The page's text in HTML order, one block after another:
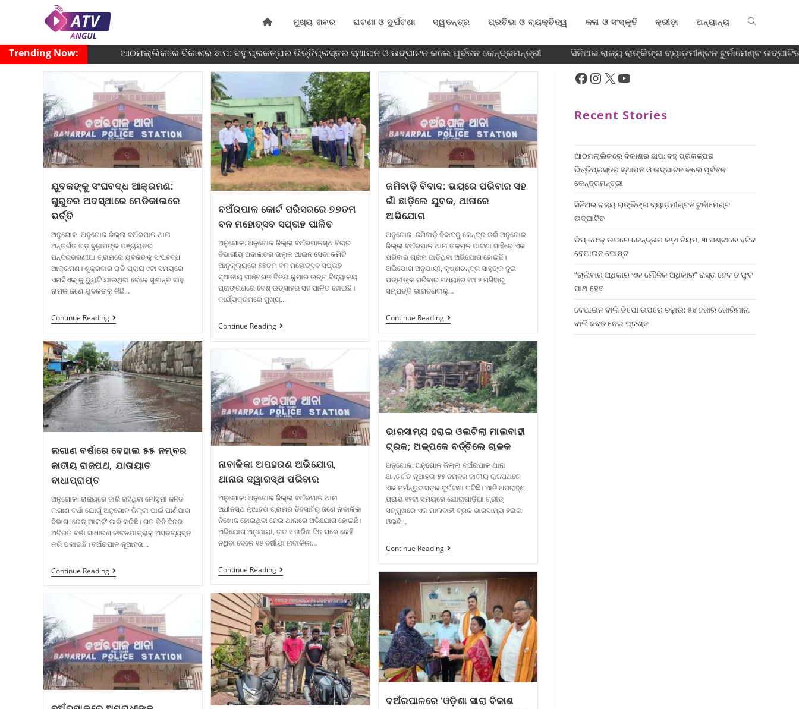
ମୁଖ୍ୟ ଖବର ଘଟଣା ଓ ଦୁର୍ଘଟଣା ସ୍ୱତନ୍ତ୍ର ପ୍ରତିଭା ଓ ବ୍ୟକ୍ତିତ୍ୱ କଳା ଓ ସଂସ୍କୃତି କ୍ରୀଡ଼ା ଅନ୍ୟାନ୍ୟ
Trending Now: ଆଠମଲ୍ଲିକରେ ବିକାଶର ଛାପ: ବହୁ ପ୍ରକଳ୍ପର ଭିତ୍ତିପ୍ରସ୍ତର ସ୍ଥାପନ ଓ ଉଦ୍‌ଘାଟନ କଲେ ପୂର୍ବତନ କେନ୍ଦ୍ରମନ୍ତ୍ରୀ ସିନିଅର ରାଜ୍ୟ ରାଙ୍କିଙ୍ଗ ବ୍ୟାଡ଼ମୀଣ୍ଟନ ଟୁର୍ନାମେଣ୍ଟ ଉଦ୍ଘାଟିତ
ଯୁବକଙ୍କୁ ସଂଘବଦ୍ଧ ଆକ୍ରମଣ:
ଗୁରୁତର ଅବସ୍ଥାରେ ମେଡିକାଲରେ
ଭର୍ତ୍ତି
ଅନୁଗୋଳ: ଅନୁଗୋଳ ଜିଲ୍ଲା ବଅଁରପାଳ ଥାନା
ଅନ୍ତର୍ଗତ ଗଡ଼ ବୁଢ଼ାପଙ୍କ ପଞ୍ଚାୟତର
ପନ୍ଦରଭରଣୀଆ ଗ୍ରାମରେ ଯୁବକଙ୍କୁ ସଂଘବଦ୍ଧ
ଆକ୍ରମଣ। ଶୁକ୍ରବାର ରାତି ପ୍ରାୟ ୯ଟା ସମୟରେ
ଏମସିଏଲ୍ କୁ ଡ୍ୟୁଟି ଯାଉଥିବା ବେଳେ ସୁଶାନ୍ତ ସାହୁ
ନାମକ ଜଣେ ଯୁବକଙ୍କୁ କିଛି…
Continue Reading
ବଅଁରପାଳ କୋର୍ଟ ପରିସରରେ ୭୭ତମ
ବନ ମହୋତ୍ସବ ସପ୍ତାହ ପାଳିତ
ଅନୁଗୋଳ: ଅନୁଗୋଳ ଜିଲ୍ଲା ବଅଁରପାଳସ୍ଥ ବିଚାର
ବିଭାଗୀୟ ଅଦାଲତର ତାଲୁକ ଆଇନ ସେବା କମିଟି
ଆନୁକୂଲ୍ୟରେ ୭୭ତମ ବନ ମହୋତ୍ସବ ସପ୍ତାହ
ସ୍ଥାନୀୟ ପାଞ୍ଚଗଡ଼ ବିଜୟ କୁମାର ଉଚ୍ଚ ବିଦ୍ୟାଳୟ
ପ୍ରାଙ୍ଗଣରେ ବେଶ୍ ଉତ୍ସାହର ସହ ପାଳିତ ହୋଇଛି।
କାର୍ଯ୍ୟକ୍ରମରେ ମୁଖ୍ୟ…
Continue Reading
ଜମିବାଡ଼ି ବିବାଦ: ଭୟରେ ପରିବାର ସହ
ଗାଁ ଛାଡ଼ିଲେ ଯୁବକ, ଥାନାରେ
ଅଭିଯୋଗ
ଅନୁଗୋଳ: ଜମିବାଡ଼ି ବିବାଦକୁ କେନ୍ଦ୍ର କରି ଅନୁଗୋଳ
ଜିଲ୍ଲା ବଅଁରପାଳ ଥାନା ତଳମୂଳ ପାଟଣା ସାହିରେ ଏକ
ପରିବାର ଗ୍ରାମ ଛାଡ଼ିଥିବା ଅଭିଯୋଗ ହୋଇଛି।
ଅଭିଯୋଗ ଅନୁଯାୟୀ, କୃଷ୍ଣଚନ୍ଦ୍ର ସାହୁଙ୍କ ଦୁଇ
ପତ୍ନୀଙ୍କ ପରିବାର ମଧ୍ୟରେ ୧୯୮୨ ମସିହାରୁ
ସମ୍ପତ୍ତି ଭାଗବଣ୍ଟାକୁ…
Continue Reading
ଲଗାଣ ବର୍ଷାରେ ବେହାଲ ୫୫ ନମ୍ବର
ଜାତୀୟ ରାଜପଥ, ଯାତାୟାତ
ବାଧାପ୍ରାପ୍ତ
ଅନୁଗୋଳ: ରାଜ୍ୟରେ ଜାରି ରହିଥିବା ମୌସୁମୀ ଜନିତ
ଲଗାଣ ବର୍ଷା ଯୋଗୁଁ ଅନୁଗୋଳ ଜିଲ୍ଲା ପାଇଁ ପାଣିପାଗ
ବିଭାଗ 'ରେଡ୍ ଆଲର୍ଟ' ଜାରି କରିଛି। ଗତ ତିନି ଦିନର
ଅବିରତ ବର୍ଷା ସାଧାରଣ ଜୀବନଯାତ୍ରାକୁ ଅସ୍ତବ୍ୟସ୍ତ
କରି ପକାଇଛି। ବଅଁରପାଳ ନୂଆହତା…
Continue Reading
ଭାରସାମ୍ୟ ହରାଇ ଓଲଟିଲା ମାଲବାହୀ
ଟ୍ରକ; ଅଳ୍ପକେ ବର୍ତ୍ତିଲେ ଚାଳକ
ଅନୁଗୋଳ: ଅନୁଗୋଳ ଜିଲ୍ଲା ବଅଁରପାଳ ଥାନା
ଅନ୍ତର୍ଗତ ନୂଆହତା ୫୫ ନମ୍ବର ଜାତୀୟ ରାଜପଥରେ
ଏକ ମର୍ମନ୍ତୁଦ ସଡ଼କ ଦୁର୍ଘଟଣା ଘଟିଛି। ଆଜି ଅପରାହ୍ଣ
ପ୍ରାୟ ୧୨ଟା ସମୟରେ ଯୋରାଗାଡ଼ିଆ ଗ୍ରୀଡ୍
ସମ୍ମୁଖରେ ଏକ ମାଲବାହୀ ଟ୍ରକ ଭାରସାମ୍ୟ ହରାଇ
ଓଲଟି…
Continue Reading
ନାବାଳିକା ଅପହରଣ ଅଭିଯୋଗ,
ଥାନାର ଦ୍ୱାରସ୍ଥ ପରିବାର
ଅନୁଗୋଳ: ଅନୁଗୋଳ ଜିଲ୍ଲା ବଅଁରପାଳ ଥାନା
ଅଧୀନସ୍ଥ ନୂଆହତା ଗ୍ରାମର ଡିହସାହିରୁ ଜଣେ ନାବାଳିକା
ନିଖୋଜ ହୋଇଥିବା ନେଇ ଥାନାରେ ଅଭିଯୋଗ ହୋଇଛି।
ଅଭିଯୋଗ ଅନୁଯାୟୀ, ଗତ ୧ ତାରିଖ ଦିନ ଘରେ କେହି
ନଥିବା ବେଳେ ୧୫ ବର୍ଷୀୟା ନାବାଳିକା…
Continue Reading
ବଅଁରପାଳରେ ‘ଓଡ଼ିଶା ସାରା ବିକାଶ
Recent Stories
ଆଠମଲ୍ଲିକରେ ବିକାଶର ଛାପ: ବହୁ ପ୍ରକଳ୍ପର
ଭିତ୍ତିପ୍ରସ୍ତର ସ୍ଥାପନ ଓ ଉଦ୍‌ଘାଟନ କଲେ ପୂର୍ବତନ
କେନ୍ଦ୍ରମନ୍ତ୍ରୀ
ସିନିଅର ରାଜ୍ୟ ରାଙ୍କିଙ୍ଗ ବ୍ୟାଡ଼ମୀଣ୍ଟନ ଟୁର୍ନାମେଣ୍ଟ
ଉଦ୍ଘାଟିତ
ଡିପ୍ ଫେକ୍ ଉପରେ କେନ୍ଦ୍ରର କଡ଼ା ନିୟମ, ୩ ଘଣ୍ଟାରେ ହଟିବ
ବେଆଇନ ପୋଷ୍ଟ
“ଚାଲିବାର ଅଧିକାର ଏକ ମୌଳିକ ଅଧିକାର” ରାସ୍ତା ହେବ ତ ଫୁଟ
ପାଥ ହେବ
ବେଆଇନ ବାଲି ଡିପୋ ଉପରେ ଚଢ଼ାଉ: ୫୪ ହଜାର ଜୋରିମାନା,
ବାଲି ଜବତ ନେଇ ପ୍ରଶ୍ନ